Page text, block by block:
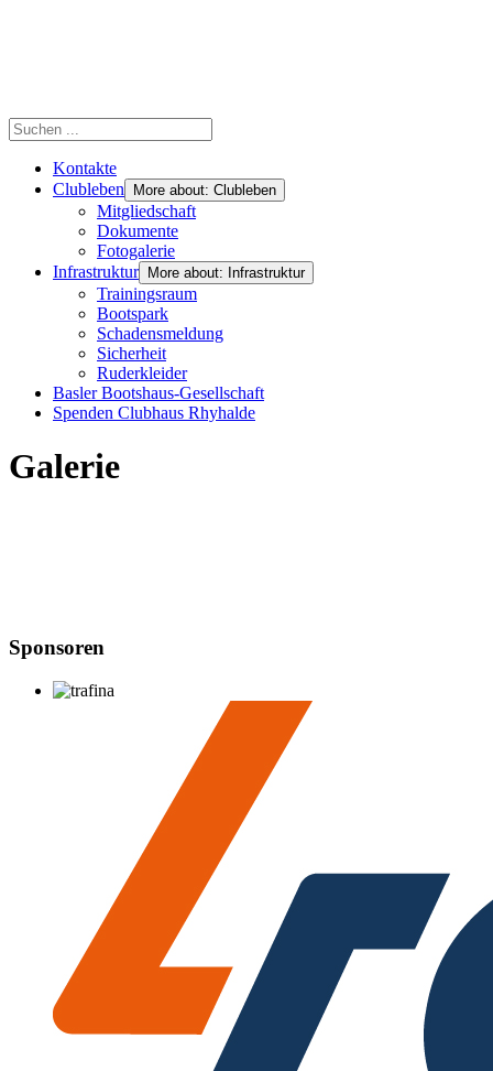
Kontakte
Clubleben
More about: Clubleben
Mitgliedschaft
Dokumente
Fotogalerie
Infrastruktur
More about: Infrastruktur
Trainingsraum
Bootspark
Schadensmeldung
Sicherheit
Ruderkleider
Basler Bootshaus-Gesellschaft
Spenden Clubhaus Rhyhalde
Galerie
Sponsoren